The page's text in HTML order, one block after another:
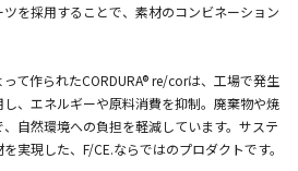
を採用することで、素材のコンビネーション
て作られたCORDURA® re/corは、工場で発生
、エネルギーや原料消費を抑制。廃棄物や焼
自然環境への負担を軽減しています。サステ
実現した、F/CE.ならではのプロダクトです。